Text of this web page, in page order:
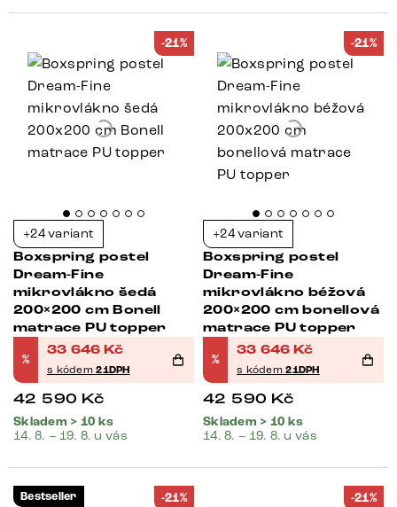
-21%
+24 variant
Boxspring postel
Dream-Fine
mikrovlákno šedá
200×200 cm Bonell
matrace PU topper
%
33 646 Kč
s kódem21DPH
42 590 Kč
Skladem > 10 ks
14. 8. – 19. 8. u vás
-21%
+24 variant
Boxspring postel
Dream-Fine
mikrovlákno béžová
200×200 cm bonellová
matrace PU topper
%
33 646 Kč
s kódem21DPH
42 590 Kč
Skladem > 10 ks
14. 8. – 19. 8. u vás
Bestseller -21% -21%